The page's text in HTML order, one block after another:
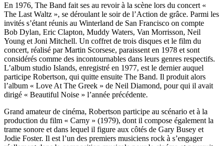
En 1976, The Band fait ses au revoir à la scène lors du concert «
The Last Waltz », se déroulant le soir de l’Action de grâce. Parmi les
invités s’étant réunis au Winterland de San Francisco on compte
Bob Dylan, Eric Clapton, Muddy Waters, Van Morrisson, Neil
Young et Joni Mitchell. Un coffret de trois disques et le film du
concert, réalisé par Martin Scorsese, paraissent en 1978 et sont
considérés comme des incontournables dans leurs genres respectifs.
L’album studio Islands, enregistré en 1977, est le dernier auquel
participe Robertson, qui quitte ensuite The Band. Il produit alors
l’album « Love At The Greek » de Neil Diamond, pour qui il avait
dirigé « Beautiful Noise » l’année précédente.
Grand amateur de cinéma, Robertson participe au scénario et à la
production du film « Carny » (1979), dont il compose également la
trame sonore et dans lequel il figure aux côtés de Gary Busey et
Jodie Foster. Il est l’un des premiers musiciens rock à s’engager